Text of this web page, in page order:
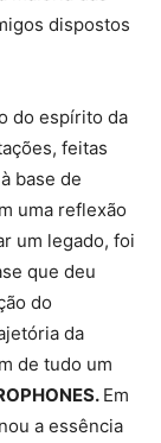
dispostos
do espírito da
feitas
base de
uma reflexão
um legado, foi
que deu
do
da
de tudo um
Em
a essência